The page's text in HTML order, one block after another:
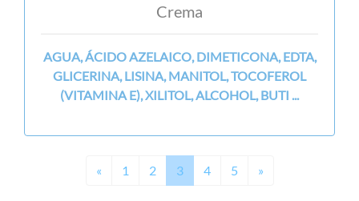
Crema
AGUA, ÁCIDO AZELAICO, DIMETICONA, EDTA,
GLICERINA, LISINA, MANITOL, TOCOFEROL
(VITAMINA E), XILITOL, ALCOHOL, BUTI ...
«Previous
1 2 3 4 5 »Next